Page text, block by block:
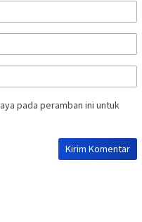
pada peramban ini untuk